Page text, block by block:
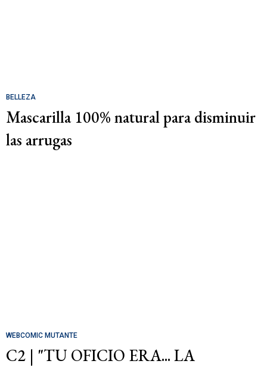
BELLEZA
Mascarilla 100% natural para disminuir
las arrugas
WEBCOMIC MUTANTE
C2 | "TU OFICIO ERA... LA